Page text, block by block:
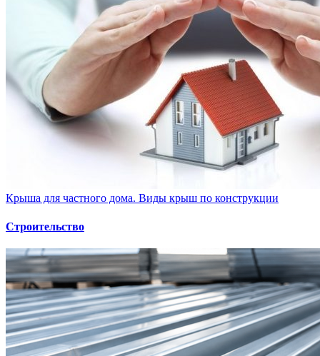
Крыша для частного дома. Виды крыш по конструкции
Строительство